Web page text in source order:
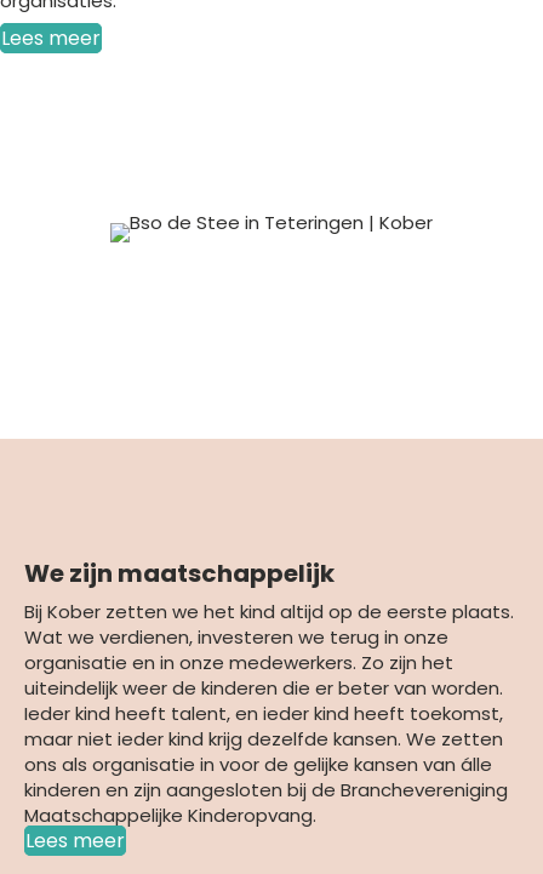
Lees meer
We zijn maatschappelijk
Bij Kober zetten we het kind altijd op de eerste plaats.
Wat we verdienen, investeren we terug in onze
organisatie en in onze medewerkers. Zo zijn het
uiteindelijk weer de kinderen die er beter van worden.
Ieder kind heeft talent, en ieder kind heeft toekomst,
maar niet ieder kind krijg dezelfde kansen. We zetten
ons als organisatie in voor de gelijke kansen van álle
kinderen en zijn aangesloten bij de Branchevereniging
Maatschappelijke Kinderopvang.
Lees meer